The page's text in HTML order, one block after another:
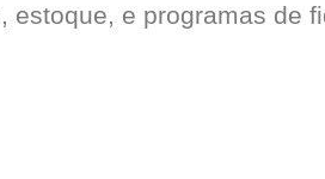
estoque, e programas de